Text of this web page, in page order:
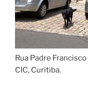
Rua Padre
CIC, Curitiba.